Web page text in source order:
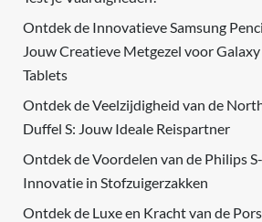
Ontdek de Innovatieve Samsung
Jouw Creatieve Metgezel voor Galaxy
Tablets
Ontdek de Veelzijdigheid van de
Duffel S: Jouw Ideale Reispartner
Ontdek de Voordelen van de Philips
Innovatie in Stofzuigerzakken
Ontdek de Luxe en Kracht van de